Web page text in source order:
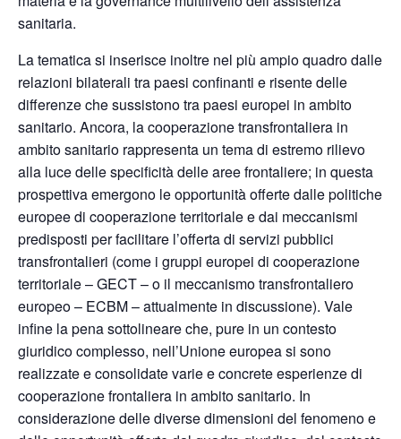
sanitaria.
La tematica si inserisce inoltre nel più ampio quadro dalle
relazioni bilaterali tra paesi confinanti e risente delle
differenze che sussistono tra paesi europei in ambito
sanitario. Ancora, la cooperazione transfrontaliera in
ambito sanitario rappresenta un tema di estremo rilievo
alla luce delle specificità delle aree frontaliere; in questa
prospettiva emergono le opportunità offerte dalle politiche
europee di cooperazione territoriale e dai meccanismi
predisposti per facilitare l’offerta di servizi pubblici
transfrontalieri (come i gruppi europei di cooperazione
territoriale – GECT – o il meccanismo transfrontaliero
europeo – ECBM – attualmente in discussione). Vale
infine la pena sottolineare che, pure in un contesto
giuridico complesso, nell’Unione europea si sono
realizzate e consolidate varie e concrete esperienze di
cooperazione frontaliera in ambito sanitario. In
considerazione delle diverse dimensioni del fenomeno e